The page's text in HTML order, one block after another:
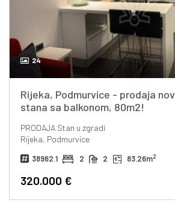
24
Rijeka, Podmurvice - prodaja
stana sa balkonom, 80m2!
PRODAJAStan u zgradi
Rijeka, Podmurvice
38962.1 2 2 83.26m2
320.000 €